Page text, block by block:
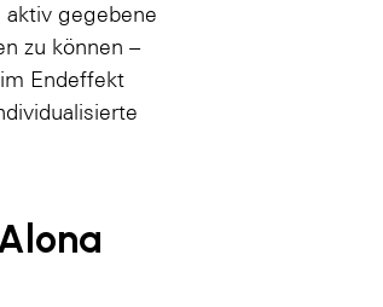
gegebene
zu können –
Endeffekt